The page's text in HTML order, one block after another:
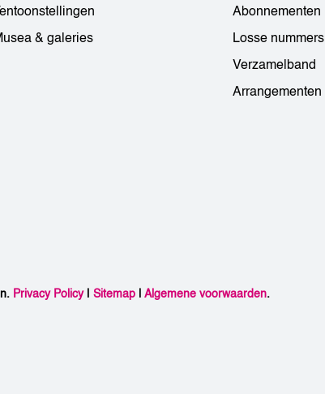
& galeries
Abonnementen
Losse nummers
Verzamelband
Arrangementen
Privacy Policy| Sitemap |Algemene voorwaarden.